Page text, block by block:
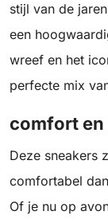
stijl van de
een
wreef en het
perfecte mix
comfort
Deze sneakers
comfortabel
Of je nu op